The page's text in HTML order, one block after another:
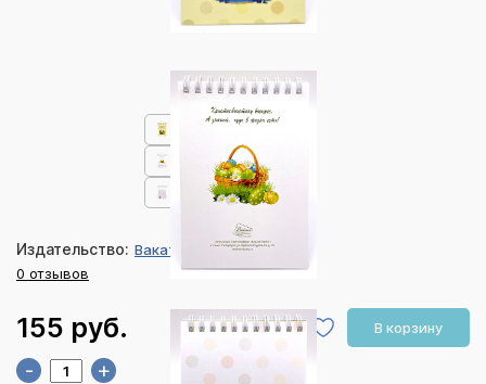
Издательство: Ваката
0 отзывов
155 руб. В корзину
- +